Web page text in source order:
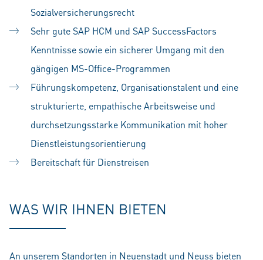
Sozialversicherungsrecht
Sehr gute SAP HCM und SAP SuccessFactors
Kenntnisse sowie ein sicherer Umgang mit den
gängigen MS-Office-Programmen
Führungskompetenz, Organisationstalent und eine
strukturierte, empathische Arbeitsweise und
durchsetzungsstarke Kommunikation mit hoher
Dienstleistungsorientierung
Bereitschaft für Dienstreisen
WAS WIR IHNEN BIETEN
An unserem Standorten in Neuenstadt und Neuss bieten